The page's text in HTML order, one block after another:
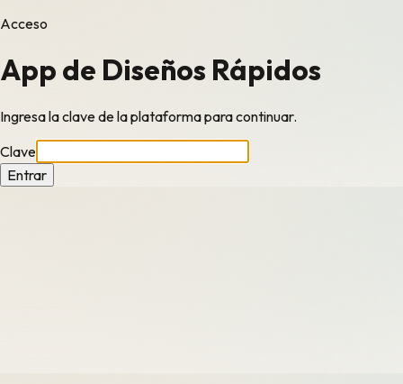
Acceso
App de Diseños Rápidos
Ingresa la clave de la plataforma para continuar.
Clave
Entrar